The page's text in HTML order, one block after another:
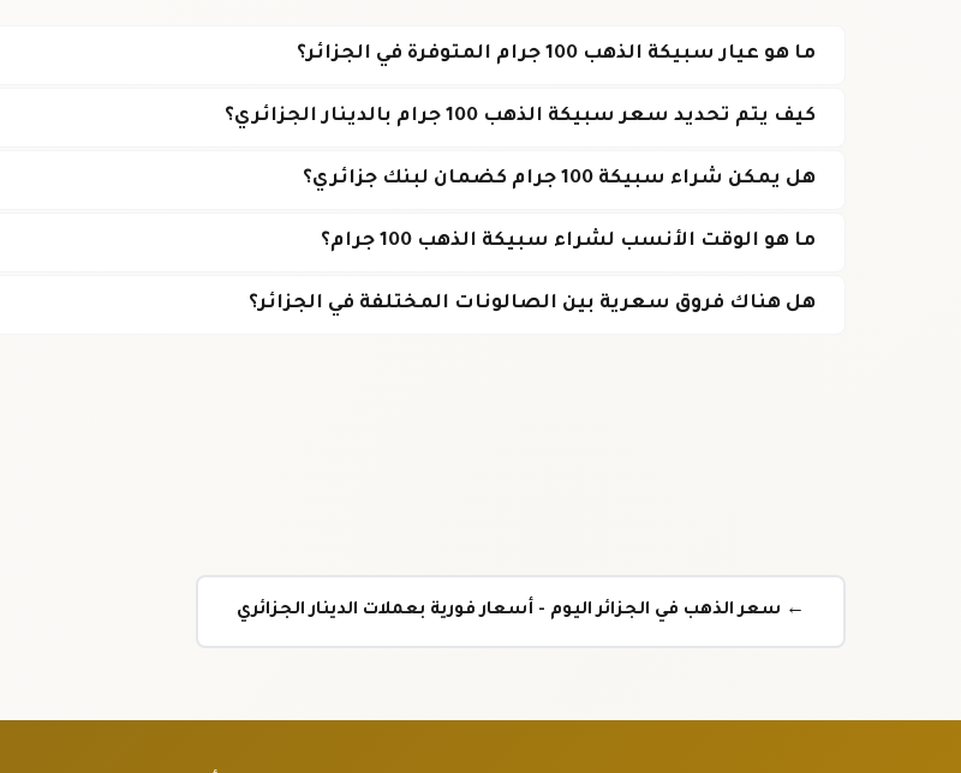
ما هو عيار سبيكة الذهب 100 جرام المتوفرة في الجزائر؟
كيف يتم تحديد سعر سبيكة الذهب 100 جرام بالدينار الجزائري؟
هل يمكن شراء سبيكة 100 جرام كضمان لبنك جزائري؟
ما هو الوقت الأنسب لشراء سبيكة الذهب 100 جرام؟
هل هناك فروق سعرية بين الصالونات المختلفة في الجزائر؟
← سعر الذهب في الجزائر اليوم - أسعار فورية بعملات الدينار الجزائري